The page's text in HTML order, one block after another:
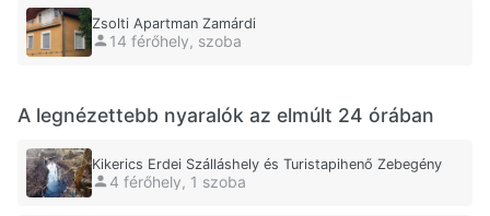
Zsolti Apartman Zamárdi
14 férőhely, szoba
A legnézettebb nyaralók az elmúlt 24 órában
Kikerics Erdei Szálláshely és Turistapihenő Zebegény
4 férőhely, 1 szoba